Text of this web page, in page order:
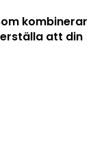
kombinerar
att din